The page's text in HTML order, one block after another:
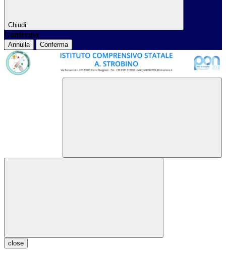
Chiudi
Conferma
Annulla Conferma
close